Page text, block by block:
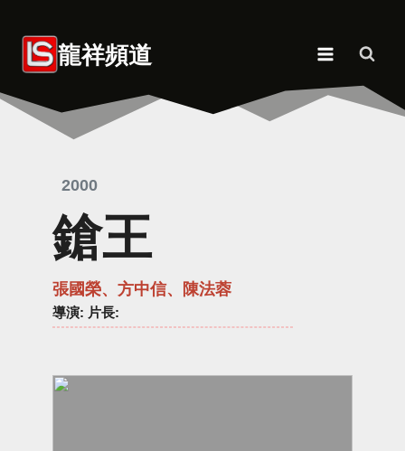
content 龍祥頻道
2000
鎗王
張國榮、方中信、陳法蓉
導演: 片長: